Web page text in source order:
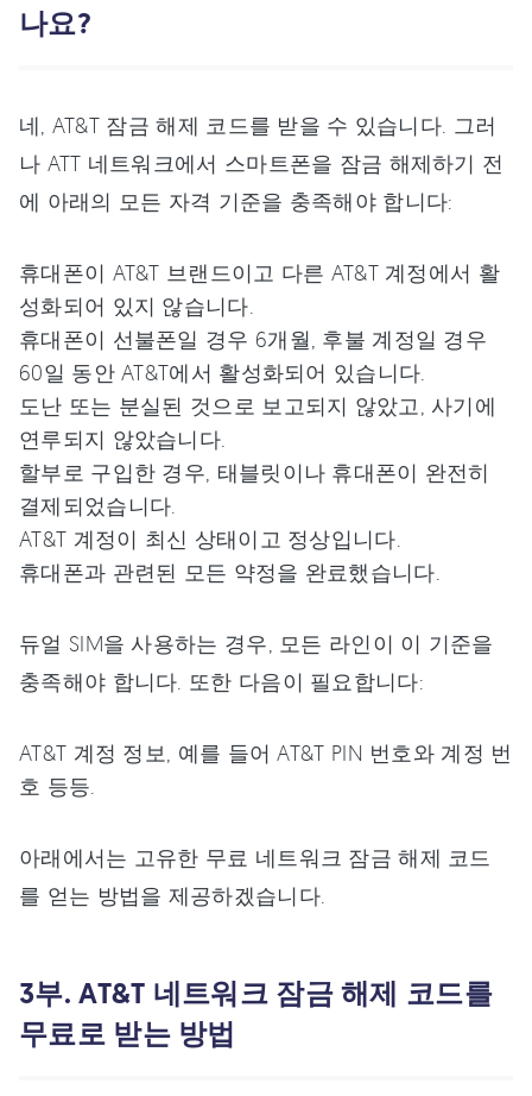
나요?
네, AT&T 잠금 해제 코드를 받을 수 있습니다. 그러
나 ATT 네트워크에서 스마트폰을 잠금 해제하기 전
에 아래의 모든 자격 기준을 충족해야 합니다:
휴대폰이 AT&T 브랜드이고 다른 AT&T 계정에서 활
성화되어 있지 않습니다.
휴대폰이 선불폰일 경우 6개월, 후불 계정일 경우
60일 동안 AT&T에서 활성화되어 있습니다.
도난 또는 분실된 것으로 보고되지 않았고, 사기에
연루되지 않았습니다.
할부로 구입한 경우, 태블릿이나 휴대폰이 완전히
결제되었습니다.
AT&T 계정이 최신 상태이고 정상입니다.
휴대폰과 관련된 모든 약정을 완료했습니다.
듀얼 SIM을 사용하는 경우, 모든 라인이 이 기준을
충족해야 합니다. 또한 다음이 필요합니다:
AT&T 계정 정보, 예를 들어 AT&T PIN 번호와 계정 번
호 등등.
아래에서는 고유한 무료 네트워크 잠금 해제 코드
를 얻는 방법을 제공하겠습니다.
3부. AT&T 네트워크 잠금 해제 코드를
무료로 받는 방법